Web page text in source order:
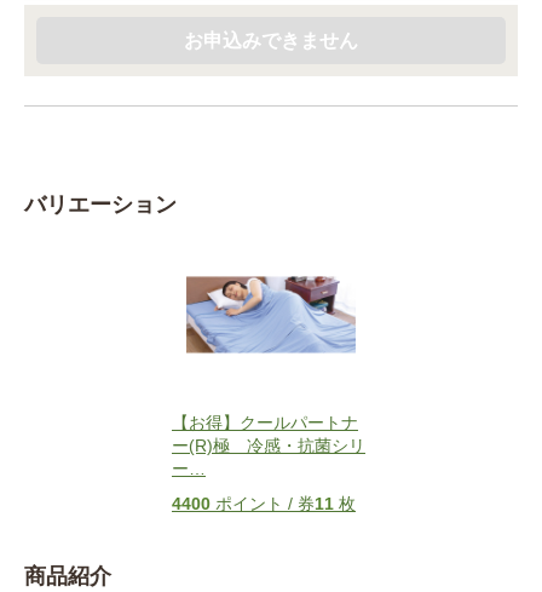
バリエーション
【お得】クールパートナ
ー(R)極 冷感・抗菌シリ
ー
4400 ポイント / 券11 枚
商品紹介